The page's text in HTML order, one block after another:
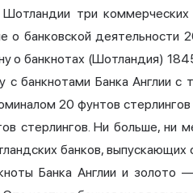
три
о банковской
о банкнотах (Шотландия)
банкнотами Банка Англии с
20 фунтов
стерлингов. Ни больше, ни
банков,
Банка Англии и золото